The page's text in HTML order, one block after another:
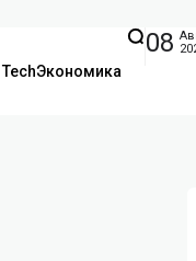
TechЭкономика
08